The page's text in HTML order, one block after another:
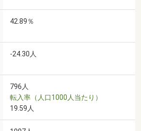
42.89％
-24.30人
796人
転入率（人口1000人当たり）
19.59人